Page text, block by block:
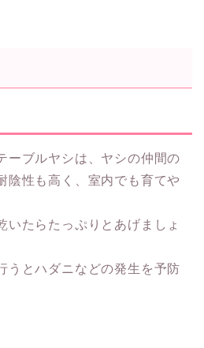
ーブルヤシは、ヤシの仲間の
陰性も高く、室内でも育てや
いたらたっぷりとあげましょ
うとハダニなどの発生を予防